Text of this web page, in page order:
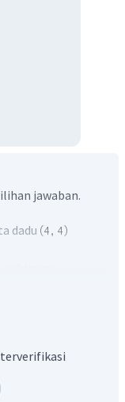
jawaban.
dadu
dadu
, sehingga
terverifikasi